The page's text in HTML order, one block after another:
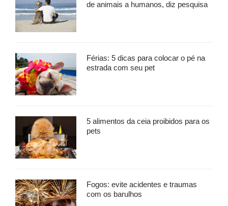
de animais a humanos, diz pesquisa
Férias: 5 dicas para colocar o pé na
estrada com seu pet
5 alimentos da ceia proibidos para os
pets
Fogos: evite acidentes e traumas
com os barulhos